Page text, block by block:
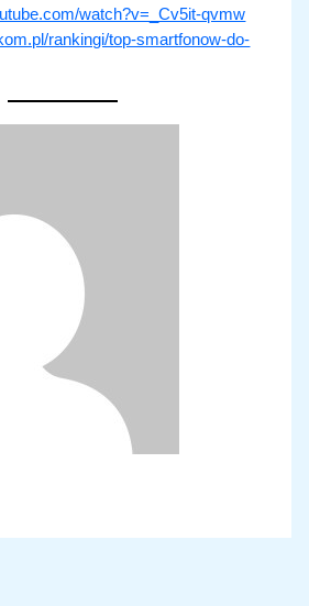
watch?v=_Cv5it-qvmw
rankingi/top-smartfonow-do-